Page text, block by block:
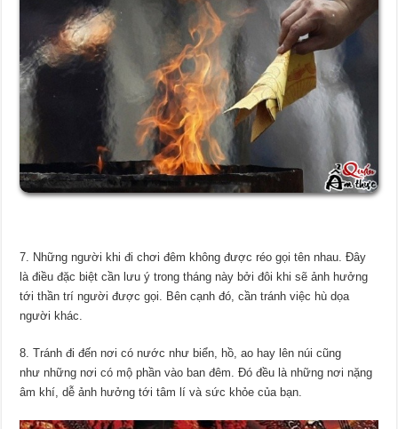
7. Những người khi đi chơi đêm không được réo gọi tên nhau. Đây
là điều đặc biệt cần lưu ý trong tháng này bởi đôi khi sẽ ảnh hưởng
tới thần trí người được gọi. Bên cạnh đó, cần tránh việc hù dọa
người khác.
8. Tránh đi đến nơi có nước như biển, hồ, ao hay lên núi cũng
như những nơi có mộ phần vào ban đêm. Đó đều là những nơi nặng
âm khí, dễ ảnh hưởng tới tâm lí và sức khỏe của bạn.